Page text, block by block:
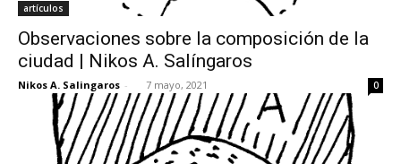
artículos
Observaciones sobre la composición de la
ciudad | Nikos A. Salíngaros
Nikos A. Salingaros - 7 mayo, 2021 0